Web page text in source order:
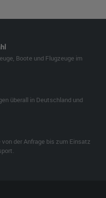
Boote und Flugzeuge im
überall in Deutschland und
der Anfrage bis zum Einsatz